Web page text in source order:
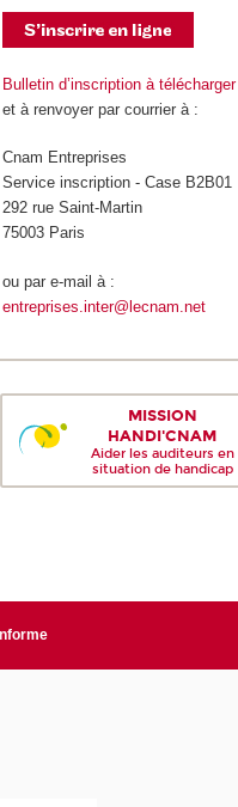
Bulletin d’inscription à télécharger
et à renvoyer par courrier à :
Cnam Entreprises
Service inscription - Case B2B01
292 rue Saint-Martin
75003 Paris
ou par e-mail à :
entreprises.inter@lecnam.net
MISSION
HANDI'CNAM
Aider les auditeurs en
situation de handicap